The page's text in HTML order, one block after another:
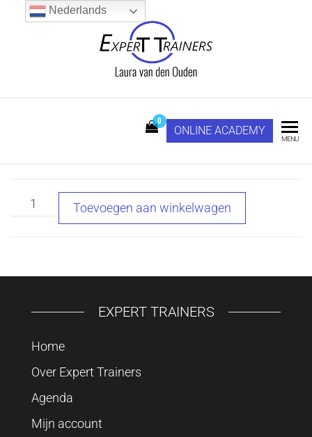
Expert Trainers
OUDEN
ONLINE ACADEMY
0
MENU
Training
Ondernemen
aantal
Toevoegen aan winkelwagen
EXPERT TRAINERS
Home
Over Expert Trainers
Agenda
Mijn account
Nederlands